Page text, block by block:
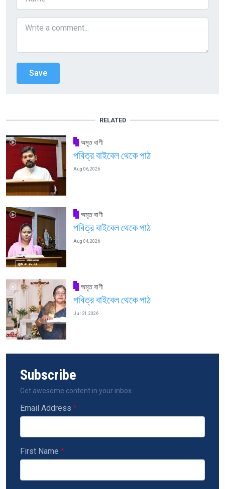
RELATED
অমৃত বাণী
পবিত্র বাইবেল থেকে পাঠ
Aug 06, 2026
অমৃত বাণী
পবিত্র বাইবেল থেকে পাঠ
Aug 04, 2026
অমৃত বাণী
পবিত্র বাইবেল থেকে পাঠ
Jul 31, 2026
Subscribe
Get awesome content in your inbox.
Email Address
First Name